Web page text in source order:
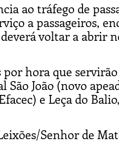
ao tráfego de
a passageiros,
voltar a abrir
hora que servirão
João (novo
e Leça do
Senhor de